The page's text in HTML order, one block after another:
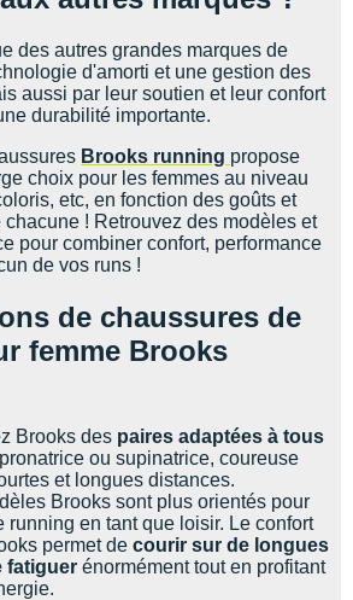
des autres grandes marques de
d'amorti et une gestion des
aussi par leur soutien et leur confort
durabilité importante.
Brooks running propose
choix pour les femmes au niveau
etc, en fonction des goûts et
! Retrouvez des modèles et
pour combiner confort, performance
de vos runs !
de chaussures de
femme Brooks
Brooks des paires adaptées à tous
ou supinatrice, coureuse
et longues distances.
Brooks sont plus orientés pour
running en tant que loisir. Le confort
permet de courir sur de longues
fatiguer énormément tout en profitant